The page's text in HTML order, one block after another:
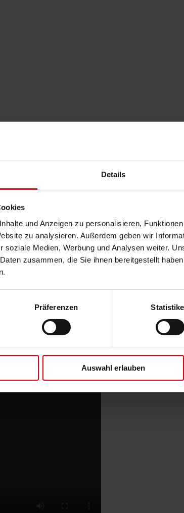
Details
und Anzeigen zu personalisieren,
zu analysieren. Außerdem geben wir
soziale Medien, Werbung und Analysen weiter.
zusammen, die Sie ihnen bereitgestellt
Präferenzen
Auswahl erlauben
2025 Gewinnerprojekt
Award in der Kategorie ‚Bauen im Bestand‘
an die Jury sowie anFIABCI AustriaundÖVI–
den anderen Kategorien – allesamt inspirierende
fürMarkus Hiden,Ana Jugovic,Philipp Penederund
wien gmbh/Franziskus Spital
und alle an diesem